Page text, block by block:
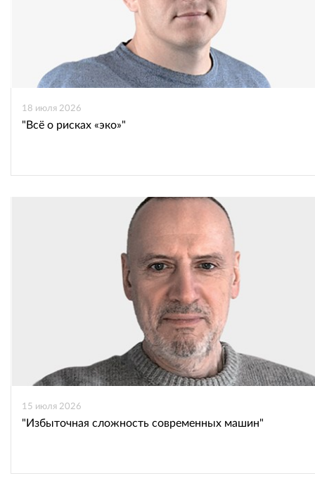
18 июля 2026
"Всё о рисках «эко»"
15 июля 2026
"Избыточная сложность современных машин"